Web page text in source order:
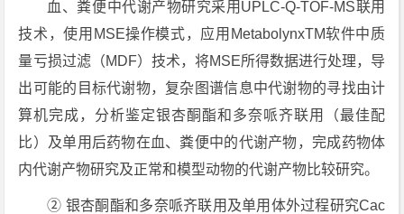
血、粪便中代谢产物研究采用UPLC-Q-TOF-MS联用
技术，使用MSE操作模式，应用MetabolynxTM软件中质
量亏损过滤（MDF）技术，将MSE所得数据进行处理，导
出可能的目标代谢物，复杂图谱信息中代谢物的寻找由计
算机完成，分析鉴定银杏酮酯和多奈哌齐联用（最佳配
比）及单用后药物在血、粪便中的代谢产物，完成药物体
内代谢产物研究及正常和模型动物的代谢产物比较研究。
② 银杏酮酯和多奈哌齐联用及单用体外过程研究Cac